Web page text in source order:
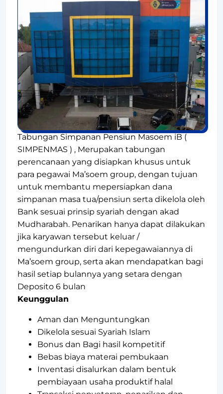
Tabungan Simpanan Pensiun Masoem iB (
SIMPENMAS ) , Merupakan tabungan
perencanaan yang disiapkan khusus untuk
para pegawai Ma’soem group, dengan tujuan
untuk membantu mepersiapkan dana
simpanan masa tua/pensiun serta dikelola oleh
Bank sesuai prinsip syariah dengan akad
Mudharabah. Penarikan hanya dapat dilakukan
jika karyawan tersebut keluar /
mengundurkan diri dari kepegawaiannya di
Ma’soem group, serta akan mendapatkan bagi
hasil setiap bulannya yang setara dengan
Deposito 6 bulan
Keunggulan
Aman dan Menguntungkan
Dikelola sesuai Syariah Islam
Bonus dan Bagi hasil kompetitif
Bebas biaya materai pembukaan
Inventasi disalurkan dalam bentuk
pembiayaan usaha produktif halal